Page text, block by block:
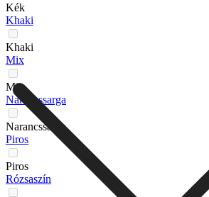
Kék
Khaki
Khaki
Mix
Mix
Narancssarga
Narancssarga
Piros
Piros
Rózsaszín